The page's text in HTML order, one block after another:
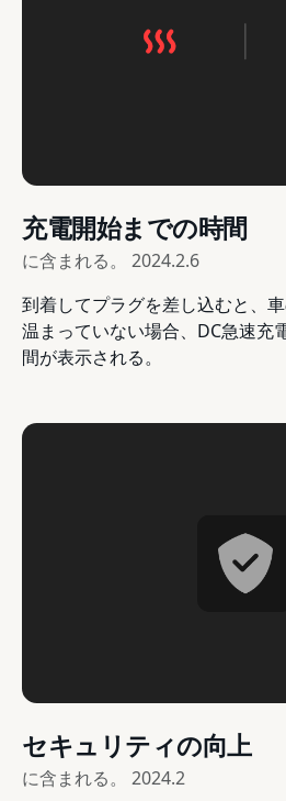
充電開始までの時間
に含まれる。 2024.2.6
到着してプラグを差し込むと、
温まっていない場合、DC急速充
間が表示される。
セキュリティの向上
に含まれる。 2024.2